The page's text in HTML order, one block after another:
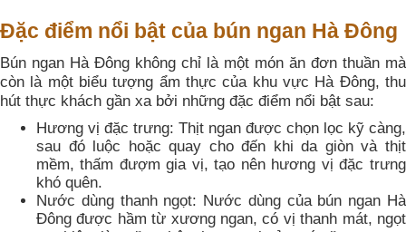
Đặc điểm nổi bật của bún ngan Hà Đông
Bún ngan Hà Đông không chỉ là một món ăn đơn thuần mà
còn là một biểu tượng ẩm thực của khu vực Hà Đông, thu
hút thực khách gần xa bởi những đặc điểm nổi bật sau:
Hương vị đặc trưng: Thịt ngan được chọn lọc kỹ càng,
sau đó luộc hoặc quay cho đến khi da giòn và thịt
mềm, thấm đượm gia vị, tạo nên hương vị đặc trưng
khó quên.
Nước dùng thanh ngọt: Nước dùng của bún ngan Hà
Đông được hầm từ xương ngan, có vị thanh mát, ngọt